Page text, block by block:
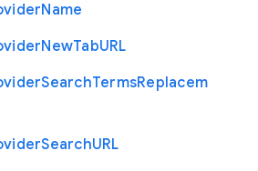
Name
NewTabURL
SearchTermsReplacem
SearchURL